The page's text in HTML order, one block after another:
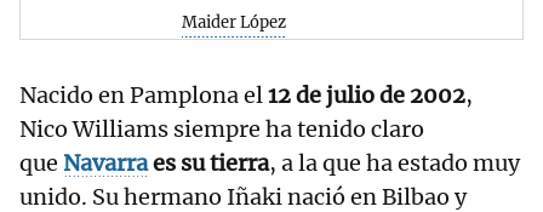
Maider López
Nacido en Pamplona el12 de julio de 2002,
Nico Williams siempre ha tenido claro
que Navarraes su tierra, a la que ha estado muy
unido. Su hermano Iñaki nació en Bilbao y